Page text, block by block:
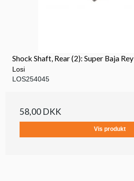
Shock Shaft, Rear (2): Super Baja Rey
Losi
LOS254045
58,00 DKK
Vis produkt